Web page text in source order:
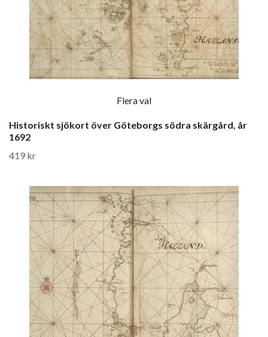
Flera val
Historiskt sjökort över Göteborgs södra skärgård, år
1692
419 kr